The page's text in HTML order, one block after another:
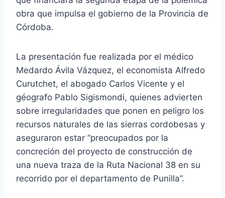
obra que impulsa el gobierno de la Provincia de
Córdoba.
La presentación fue realizada por el médico
Medardo Ávila Vázquez, el economista Alfredo
Curutchet, el abogado Carlos Vicente y el
géografo Pablo Sigismondi, quienes advierten
sobre irregularidades que ponen en peligro los
recursos naturales de las sierras cordobesas y
aseguraron estar “preocupados por la
concreción del proyecto de construcción de
una nueva traza de la Ruta Nacional 38 en su
recorrido por el departamento de Punilla”.